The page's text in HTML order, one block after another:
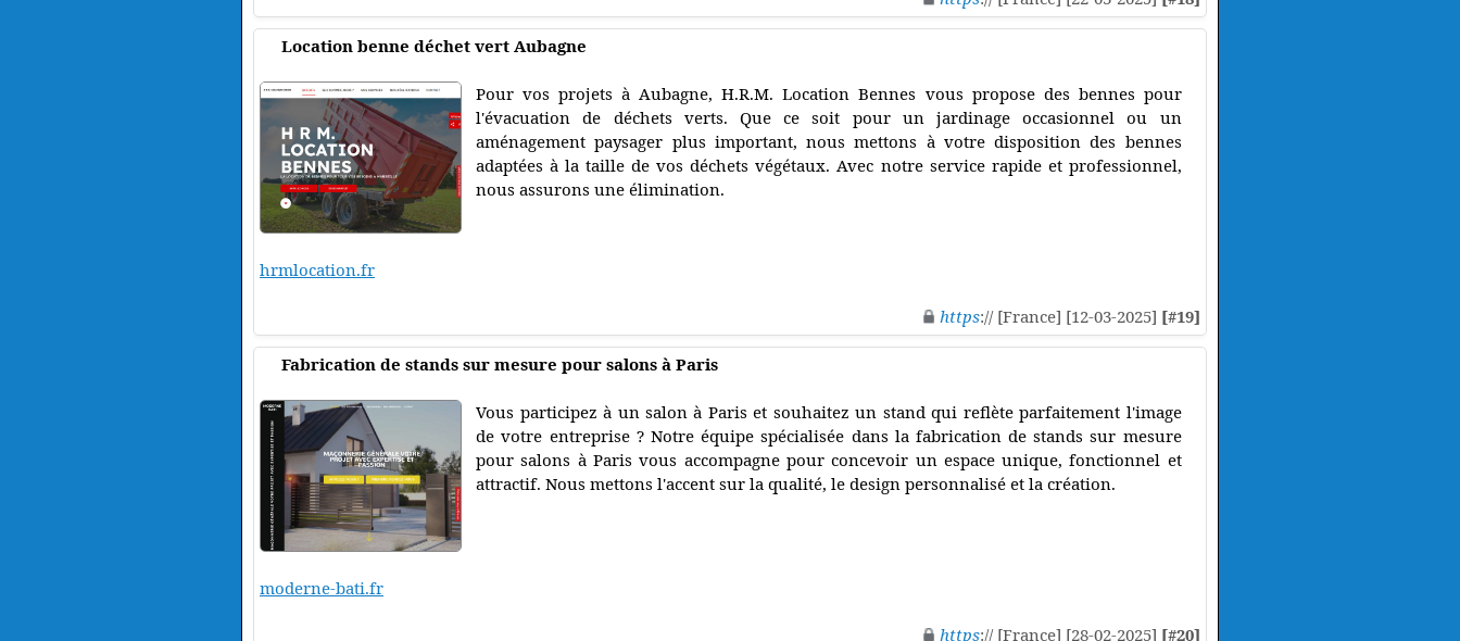
Location benne déchet vert Aubagne
Pour vos projets à Aubagne, H.R.M. Location Bennes vous propose des bennes pour
l'évacuation de déchets verts. Que ce soit pour un jardinage occasionnel ou un
aménagement paysager plus important, nous mettons à votre disposition des bennes
adaptées à la taille de vos déchets végétaux. Avec notre service rapide et professionnel,
nous assurons une élimination.
hrmlocation.fr
https:// [France] [12-03-2025] [#19]
Fabrication de stands sur mesure pour salons à Paris
Vous participez à un salon à Paris et souhaitez un stand qui reflète parfaitement l'image
de votre entreprise ? Notre équipe spécialisée dans la fabrication de stands sur mesure
pour salons à Paris vous accompagne pour concevoir un espace unique, fonctionnel et
attractif. Nous mettons l'accent sur la qualité, le design personnalisé et la création.
moderne-bati.fr
https:// [France] [28-02-2025] [#20]